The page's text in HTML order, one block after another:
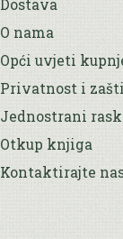
Dostava
O nama
Opći uvjeti
Privatnost i
Jednostrani
Otkup knjiga
Kontaktirajte